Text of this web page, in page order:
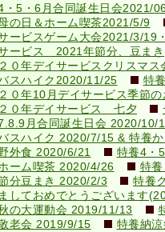
・5・6月合同誕生日会2021/
の日＆ホーム喫茶2021/5/9
ービスゲーム大会2021/3/19
ービス 2021年節分、豆まき
０年デイサービスクリスマス
スハイク2020/11/25
特
０年10月デイサービス季節の
０年デイサービス 七夕
月合同誕生日会 2020/10/
スハイク 2020/7/15 & 特養
外食 2020/6/21
特養4・
ーム喫茶 2020/4/26
特
分豆まき 2020/2/3
特養
しておめでとうございます
の大運動会 2019/11/13
老会 2019/9/15
特養納